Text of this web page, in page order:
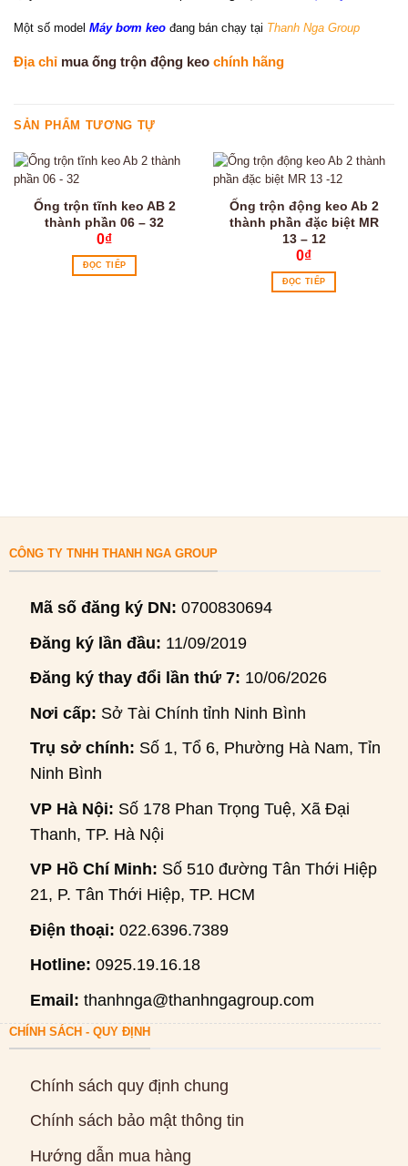
Một số model Máy bơm keo đang bán chạy tại Thanh Nga Group
Địa chỉ mua ống trộn động keo chính hãng
SẢN PHẨM TƯƠNG TỰ
Ống trộn tĩnh keo AB 2
thành phần 06 – 32
0₫
ĐỌC TIẾP
Ống trộn động keo Ab 2
thành phần đặc biệt MR
13 – 12
0₫
ĐỌC TIẾP
CÔNG TY TNHH THANH NGA GROUP
Mã số đăng ký DN: 0700830694
Đăng ký lần đầu: 11/09/2019
Đăng ký thay đổi lần thứ 7: 10/06/2026
Nơi cấp: Sở Tài Chính tỉnh Ninh Bình
Trụ sở chính: Số 1, Tổ 6, Phường Hà Nam, Tỉnh
Ninh Bình
VP Hà Nội: Số 178 Phan Trọng Tuệ, Xã Đại
Thanh, TP. Hà Nội
VP Hồ Chí Minh: Số 510 đường Tân Thới Hiệp
21, P. Tân Thới Hiệp, TP. HCM
Điện thoại: 022.6396.7389
Hotline: 0925.19.16.18
Email: thanhnga@thanhngagroup.com
CHÍNH SÁCH - QUY ĐỊNH
Chính sách quy định chung
Chính sách bảo mật thông tin
Hướng dẫn mua hàng